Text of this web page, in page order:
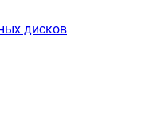
дисков